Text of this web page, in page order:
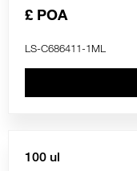
£ POA
LS-C686411-1ML
100 ul